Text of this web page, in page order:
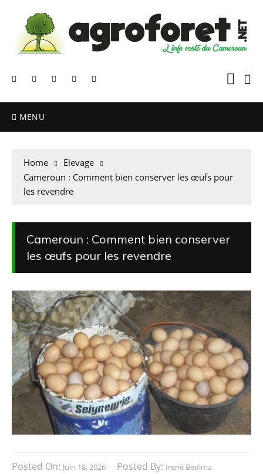
MENU
Home
Elevage
Cameroun : Comment bien conserver les œufs pour
les revendre
Cameroun : Comment bien conserver
les œufs pour les revendre
Posted On: Juin 18, 2026 Posted By: Irené Bedima